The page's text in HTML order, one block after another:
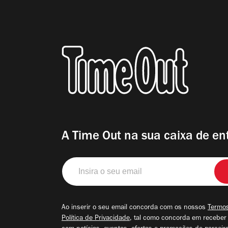
A Time Out na sua caixa de
Insira
o
seu
Ao inserir o seu email concorda com os nossos
Política de Privacidade, tal como concorda em